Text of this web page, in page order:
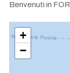
Benvenuti in
+
−